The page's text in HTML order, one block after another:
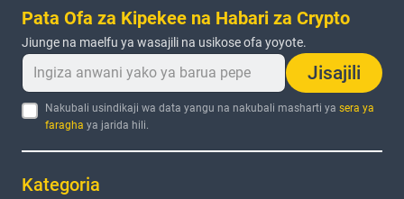
Pata Ofa za Kipekee na Habari za Crypto
Jiunge na maelfu ya wasajili na usikose ofa yoyote.
Jisajili
Nakubali usindikaji wa data yangu na nakubali masharti yasera ya
faragha ya jarida hili.
Kategoria